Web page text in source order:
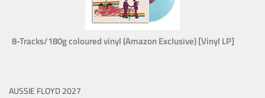
8-Tracks/180g coloured vinyl (Amazon Exclusive) [Vinyl LP]
AUSSIE FLOYD 2027